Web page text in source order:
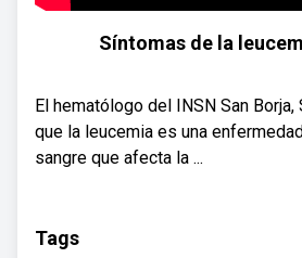
Síntomas de la
El hematólogo del INSN San
que la leucemia es una
sangre que afecta la ...
Tags